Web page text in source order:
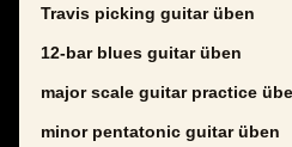
Travis picking guitar üben
12-bar blues guitar üben
major scale guitar practice
minor pentatonic guitar üben